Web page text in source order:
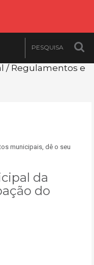
/ Regulamentos e
municipais, dê o seu
da
do